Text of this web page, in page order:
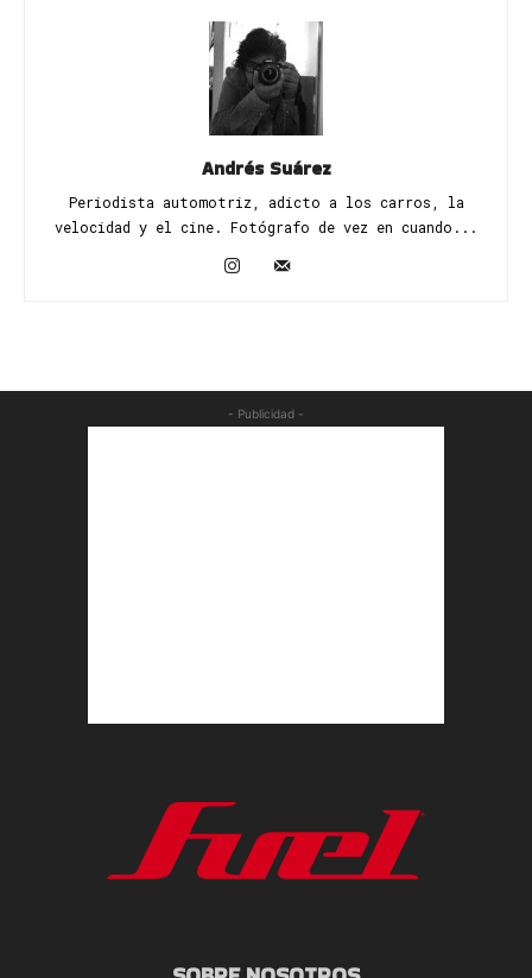
Andrés Suárez
Periodista automotriz, adicto a los carros, la
velocidad y el cine. Fotógrafo de vez en cuando...
- Publicidad -